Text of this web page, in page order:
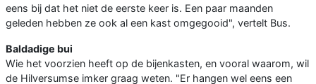
eens bij dat het niet de eerste keer is. Een paar maanden
geleden hebben ze ook al een kast omgegooid", vertelt Bus.
Baldadige bui
Wie het voorzien heeft op de bijenkasten, en vooral waarom, wil
de Hilversumse imker graag weten. "Er hangen wel eens een